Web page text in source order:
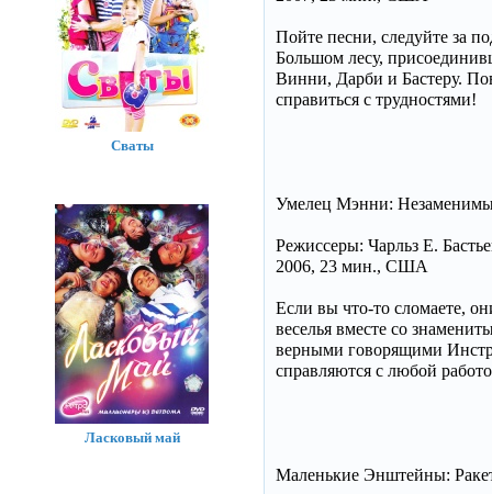
Пойте песни, следуйте за
Большом лесу,
Винни, Дарби и Бастеру.
справиться с трудностями!
Умелец Мэнни:
Режиссеры: Чарльз Е.
2006, 23 мин., США
Если вы что-то сломаете,
веселья вместе со
верными говорящими
справляются с любой
Маленькие Энштейны:
Сваты
Ласковый май